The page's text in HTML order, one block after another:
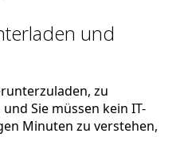
und
zu
Sie müssen kein IT-
Minuten zu verstehen,